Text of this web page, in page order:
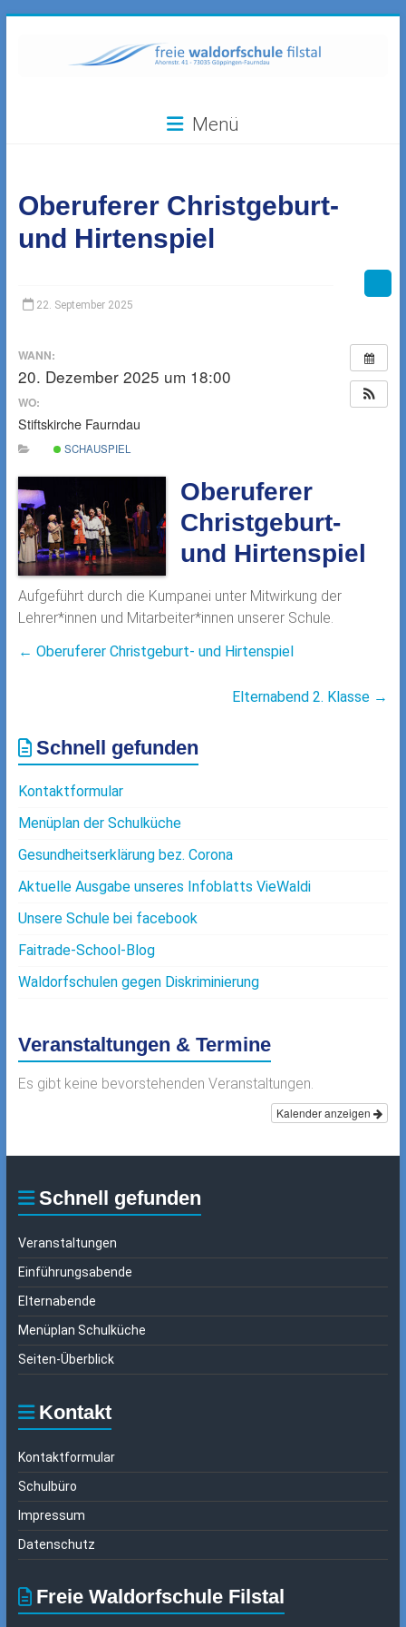
Waldorfschule
73035
Göppingen-
Faurndau,
Menü
Oberuferer Christgeburt-
und Hirtenspiel
22. September 2025
WANN:
20. Dezember 2025 um 18:00
WO:
Stiftskirche Faurndau
SCHAUSPIEL
Oberuferer
Christgeburt-
und Hirtenspiel
Aufgeführt durch die Kumpanei unter Mitwirkung der
Lehrer*innen und Mitarbeiter*innen unserer Schule.
← Oberuferer Christgeburt- und Hirtenspiel
Elternabend 2. Klasse →
Schnell gefunden
Kontaktformular
Menüplan der Schulküche
Gesundheitserklärung bez. Corona
Aktuelle Ausgabe unseres Infoblatts VieWaldi
Unsere Schule bei facebook
Faitrade-School-Blog
Waldorfschulen gegen Diskriminierung
Veranstaltungen & Termine
Es gibt keine bevorstehenden Veranstaltungen.
Kalender anzeigen
Schnell gefunden
Veranstaltungen
Einführungsabende
Elternabende
Menüplan Schulküche
Seiten-Überblick
Kontakt
Kontaktformular
Schulbüro
Impressum
Datenschutz
Freie Waldorfschule Filstal